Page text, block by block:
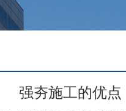
强夯施工的优点